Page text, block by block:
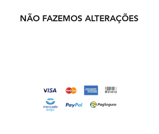
NÃO FAZEMOS ALTERAÇÕES